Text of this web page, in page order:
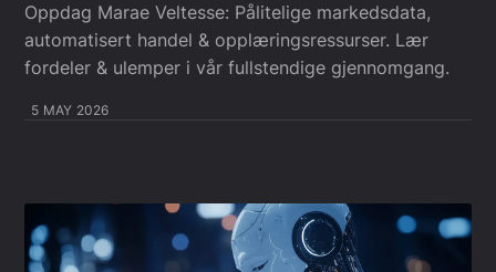
Oppdag Marae Veltesse: Pålitelige markedsdata,
automatisert handel & opplæringsressurser. Lær
fordeler & ulemper i vår fullstendige gjennomgang.
5 MAY 2026